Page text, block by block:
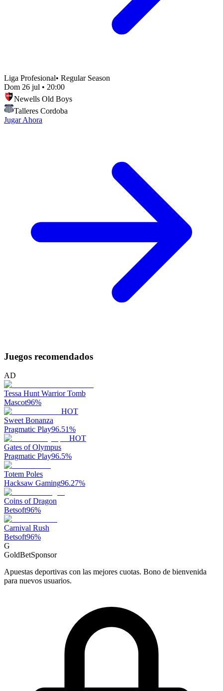
Liga Profesional• Regular Season
Dom 26 jul • 20:00
Newells Old Boys
Talleres Cordoba
Jugar Ahora
Juegos recomendados
AD
Tessa Hunt Warrior Tomb
Mascot96%
HOT
Sweet Bonanza
Pragmatic Play96.51%
HOT
Gates of Olympus
Pragmatic Play96.5%
Totem Poles
Hacksaw Gaming96.27%
Coins of Dragon
Betsoft96%
Carnival Rush
Betsoft96%
G
GoldBetSponsor
Apuestas deportivas con las mejores cuotas. Bono de bienvenida
para nuevos usuarios.